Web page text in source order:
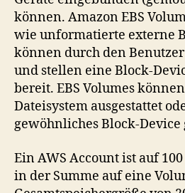
können. Amazon EBS
wie unformatierte externe
können durch den
und stellen eine Block-
bereit. EBS Volumes
Dateisystem ausgestattet
gewöhnliches Block-
Ein AWS Account ist auf
in der Summe auf eine